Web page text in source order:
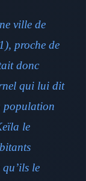
ville de
proche de
donc
qui lui dit
population
le
le